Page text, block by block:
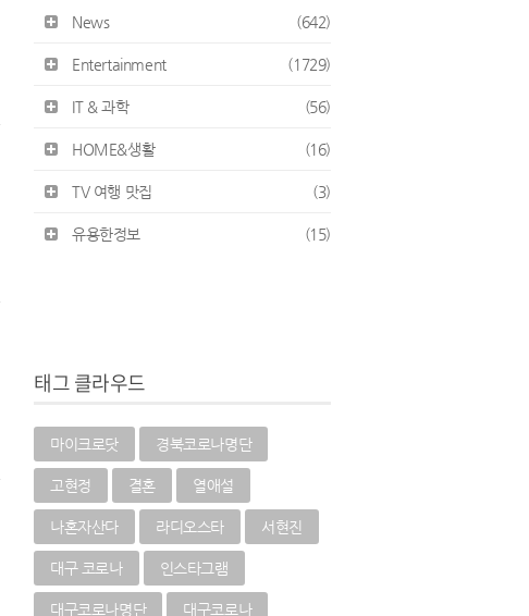
News (642)
Entertainment (1729)
IT & 과학 (56)
HOME&생활 (16)
TV 여행 맛집 (3)
유용한정보 (15)
태그 클라우드
마이크로닷 경북코로나명단
고현정 결혼 열애설
나혼자산다 라디오스타 서현진
대구 코로나 인스타그램
대구코로나명단 대구코로나